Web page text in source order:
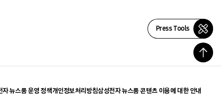
Press Tools
자 뉴스룸 운영 정책개인정보처리방침삼성전자 뉴스룸 콘텐츠 이용에 대한 안내